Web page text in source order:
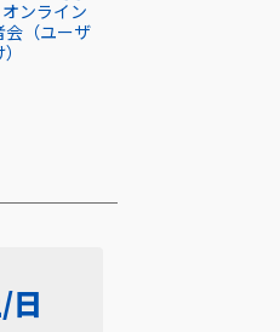
ンライン
会（ユーザ
日